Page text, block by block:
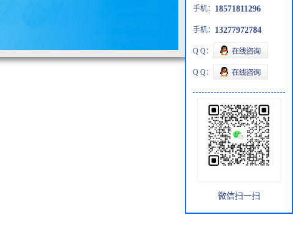
手机： 18571811296
手机： 13277972784
Q Q：
Q Q：
微信扫一扫